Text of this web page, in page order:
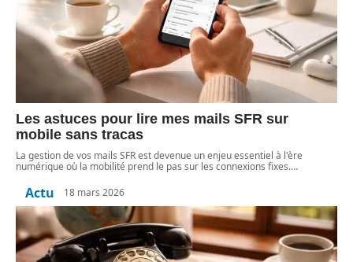
Les astuces pour lire mes mails SFR sur
mobile sans tracas
La gestion de vos mails SFR est devenue un enjeu essentiel à l'ère
numérique où la mobilité prend le pas sur les connexions fixes.…
Actu 18 mars 2026